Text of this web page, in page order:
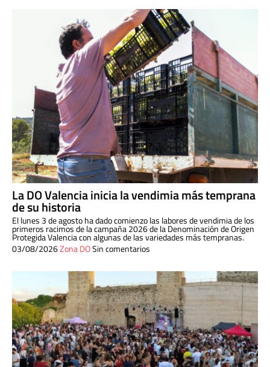
La DO Valencia inicia la vendimia más temprana
de su historia
El lunes 3 de agosto ha dado comienzo las labores de vendimia de los
primeros racimos de la campaña 2026 de la Denominación de Origen
Protegida Valencia con algunas de las variedades más tempranas.
03/08/2026Zona DOSin comentarios